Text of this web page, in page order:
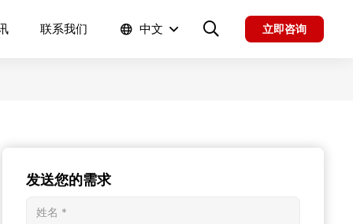
联系我们 中文 立即咨询
发送您的需求